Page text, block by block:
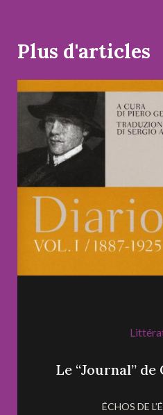
Plus d'articles
Le “Journal”
ÉCHOS DE